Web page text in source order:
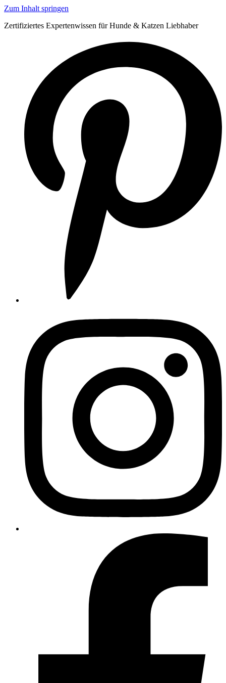
Zum Inhalt springen
Zertifiziertes Expertenwissen für Hunde & Katzen Liebhaber